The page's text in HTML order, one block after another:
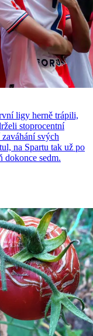
ligy herně trápili,
stoprocentní
svých
na Spartu tak už po
dokonce sedm.